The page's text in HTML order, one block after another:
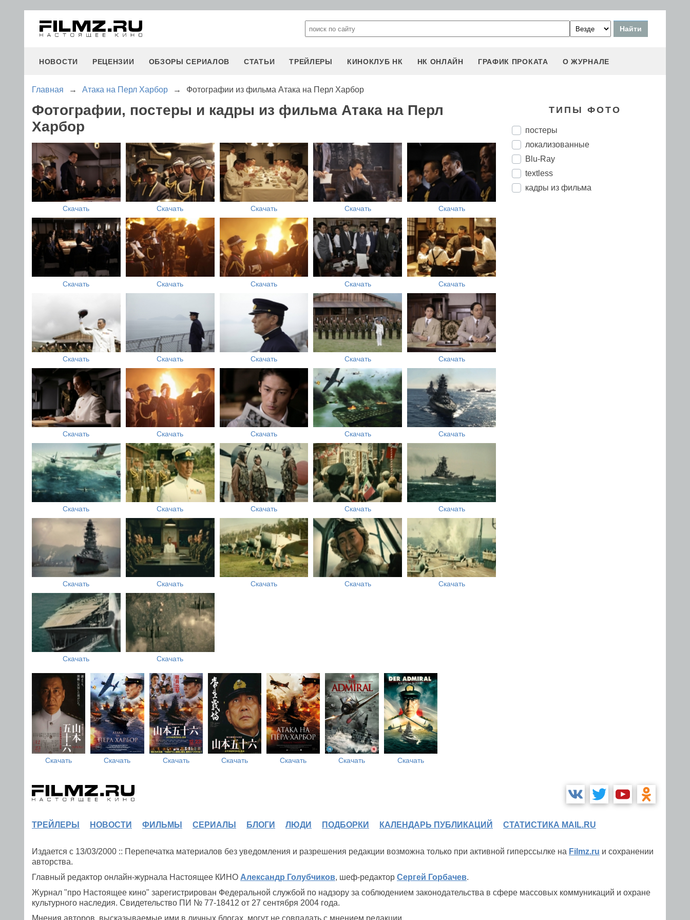
НОВОСТИ РЕЦЕНЗИИ ОБЗОРЫ СЕРИАЛОВ СТАТЬИ ТРЕЙЛЕРЫ КИНОКЛУБ НК НК ОНЛАЙН ГРАФИК ПРОКАТА О ЖУРНАЛЕ
Главная → Атака на Перл Харбор → Фотографии из фильма Атака на Перл Харбор
Фотографии, постеры и кадры из фильма Атака на Перл
Харбор
Скачать Скачать Скачать Скачать Скачать
Скачать Скачать Скачать Скачать Скачать
Скачать Скачать Скачать Скачать Скачать
Скачать Скачать Скачать Скачать Скачать
Скачать Скачать Скачать Скачать Скачать
Скачать Скачать Скачать Скачать Скачать
Скачать Скачать
Скачать Скачать Скачать Скачать Скачать Скачать Скачать
ТИПЫ ФОТО
постеры
локализованные
Blu-Ray
textless
кадры из фильма
ТРЕЙЛЕРЫ НОВОСТИ ФИЛЬМЫ СЕРИАЛЫ БЛОГИ ЛЮДИ ПОДБОРКИ КАЛЕНДАРЬ ПУБЛИКАЦИЙ СТАТИСТИКА MAIL.RU
Издается с 13/03/2000 :: Перепечатка материалов без уведомления и разрешения редакции возможна только при активной гиперссылке на Filmz.ru и сохранении
авторства.
Главный редактор онлайн-журнала Настоящее КИНО Александр Голубчиков, шеф-редактор Сергей Горбачев.
Журнал "про Настоящее кино" зарегистрирован Федеральной службой по надзору за соблюдением законодательства в сфере массовых коммуникаций и охране
культурного наследия. Свидетельство ПИ № 77-18412 от 27 сентября 2004 года.
Мнения авторов, высказываемые ими в личных блогах, могут не совпадать с мнением редакции.